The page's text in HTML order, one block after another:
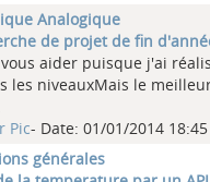
Analogique
de projet de fin
vous aider puisque j'ai
les niveauxMais le
Pic- Date: 01/01/2014 18:45
générales